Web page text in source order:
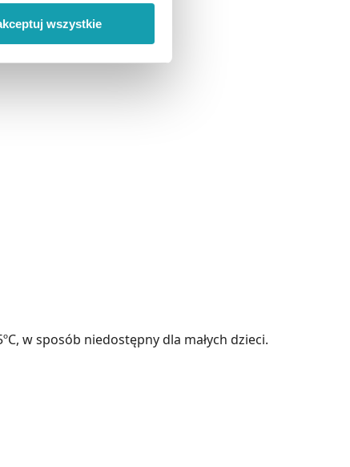
wszystkie
w sposób niedostępny dla małych dzieci.